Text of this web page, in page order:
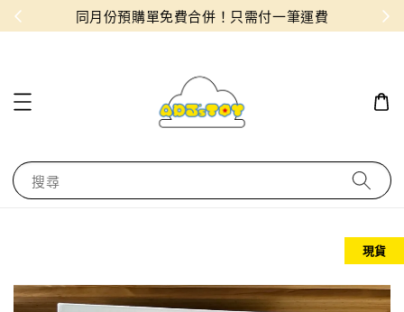
！ 同月份預購單免費合併！只需付一筆運費
搜尋
現貨